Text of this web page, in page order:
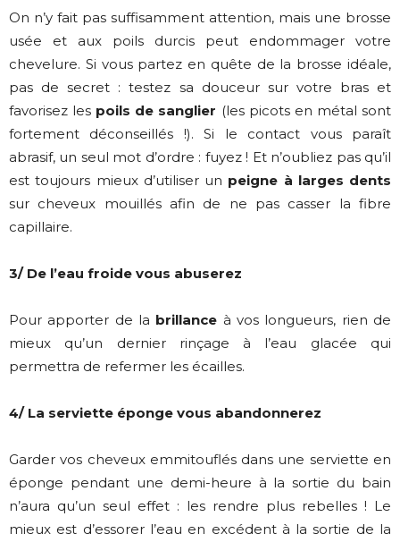
On n’y fait pas suffisamment attention, mais une brosse
usée et aux poils durcis peut endommager votre
chevelure. Si vous partez en quête de la brosse idéale,
pas de secret : testez sa douceur sur votre bras et
favorisez les poils de sanglier (les picots en métal sont
fortement déconseillés !). Si le contact vous paraît
abrasif, un seul mot d’ordre : fuyez ! Et n’oubliez pas qu’il
est toujours mieux d’utiliser un peigne à larges dents
sur cheveux mouillés afin de ne pas casser la fibre
capillaire.
3/ De l’eau froide vous abuserez
Pour apporter de la brillance à vos longueurs, rien de
mieux qu’un dernier rinçage à l’eau glacée qui
permettra de refermer les écailles.
4/ La serviette éponge vous abandonnerez
Garder vos cheveux emmitouflés dans une serviette en
éponge pendant une demi-heure à la sortie du bain
n’aura qu’un seul effet : les rendre plus rebelles ! Le
mieux est d’essorer l’eau en excédent à la sortie de la